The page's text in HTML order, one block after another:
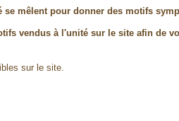
se mêlent pour donner des motifs
vendus à l'unité sur le site afin de
sur le site.